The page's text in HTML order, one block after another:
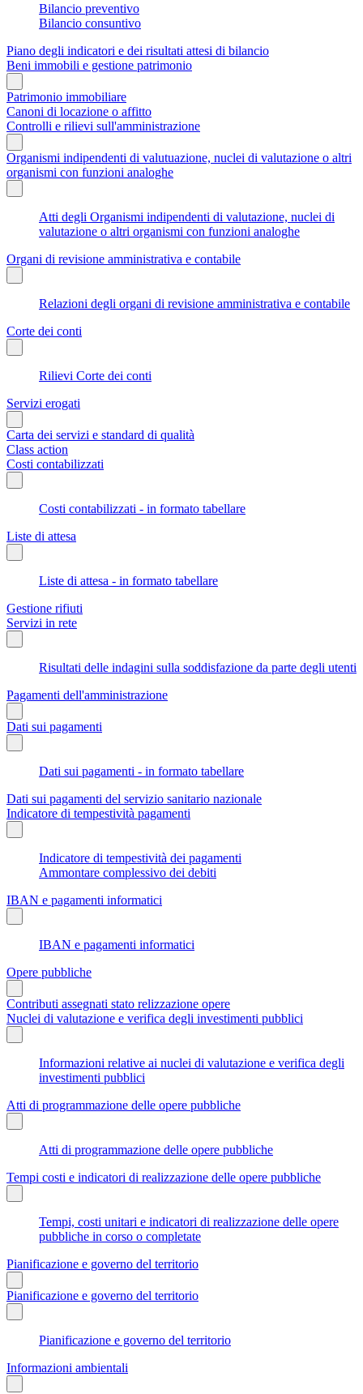
Bilancio preventivo
Bilancio consuntivo
Piano degli indicatori e dei risultati attesi di bilancio
Beni immobili e gestione patrimonio
Patrimonio immobiliare
Canoni di locazione o affitto
Controlli e rilievi sull'amministrazione
Organismi indipendenti di valutuazione, nuclei di valutazione o altri
organismi con funzioni analoghe
Atti degli Organismi indipendenti di valutazione, nuclei di
valutazione o altri organismi con funzioni analoghe
Organi di revisione amministrativa e contabile
Relazioni degli organi di revisione amministrativa e contabile
Corte dei conti
Rilievi Corte dei conti
Servizi erogati
Carta dei servizi e standard di qualità
Class action
Costi contabilizzati
Costi contabilizzati - in formato tabellare
Liste di attesa
Liste di attesa - in formato tabellare
Gestione rifiuti
Servizi in rete
Risultati delle indagini sulla soddisfazione da parte degli utenti
Pagamenti dell'amministrazione
Dati sui pagamenti
Dati sui pagamenti - in formato tabellare
Dati sui pagamenti del servizio sanitario nazionale
Indicatore di tempestività pagamenti
Indicatore di tempestività dei pagamenti
Ammontare complessivo dei debiti
IBAN e pagamenti informatici
IBAN e pagamenti informatici
Opere pubbliche
Contributi assegnati stato relizzazione opere
Nuclei di valutazione e verifica degli investimenti pubblici
Informazioni relative ai nuclei di valutazione e verifica degli
investimenti pubblici
Atti di programmazione delle opere pubbliche
Atti di programmazione delle opere pubbliche
Tempi costi e indicatori di realizzazione delle opere pubbliche
Tempi, costi unitari e indicatori di realizzazione delle opere
pubbliche in corso o completate
Pianificazione e governo del territorio
Pianificazione e governo del territorio
Pianificazione e governo del territorio
Informazioni ambientali